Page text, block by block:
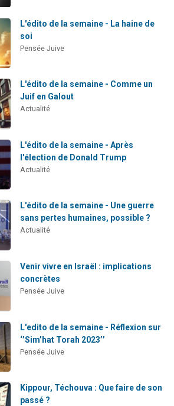
L'édito de la semaine - La haine de
soi
Pensée Juive
L'édito de la semaine - Comme un
Juif en Galout
Actualité
L'édito de la semaine - Après
l'élection de Donald Trump
Actualité
L'édito de la semaine - Une guerre
sans pertes humaines, possible ?
Actualité
Venir vivre en Israël : implications
concrètes
Pensée Juive
L'edito de la semaine - Réflexion sur
‘’Sim’hat Torah 2023’’
Pensée Juive
Kippour, Téchouva : Que faire de son
passé ?